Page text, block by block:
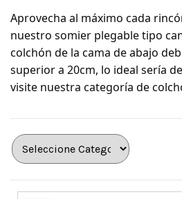
Aprovecha al máximo cada
nuestro somier plegable tipo
colchón de la cama de abajo
superior a 20cm, lo ideal sería
visite nuestra categoría de